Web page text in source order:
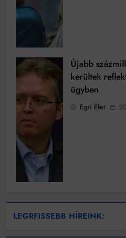
Újabb
kerültek
ügyben
Egri Élet
LEGRFISSEBB HÍREINK: